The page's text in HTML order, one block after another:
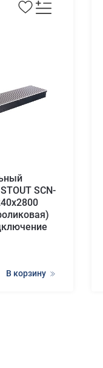
SCN-
В корзину